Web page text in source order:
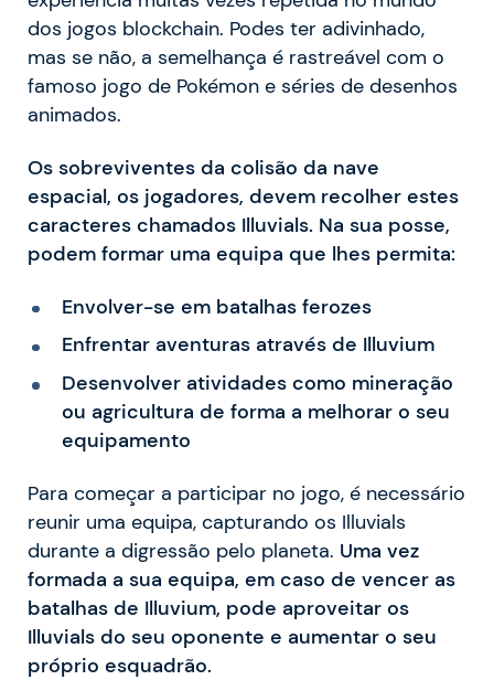
dos jogos blockchain. Podes ter adivinhado,
mas se não, a semelhança é rastreável com o
famoso jogo de Pokémon e séries de desenhos
animados.
Os sobreviventes da colisão da nave
espacial, os jogadores, devem recolher estes
caracteres chamados Illuvials. Na sua posse,
podem formar uma equipa que lhes permita:
Envolver-se em batalhas ferozes
Enfrentar aventuras através de Illuvium
Desenvolver atividades como mineração
ou agricultura de forma a melhorar o seu
equipamento
Para começar a participar no jogo, é necessário
reunir uma equipa, capturando os Illuvials
durante a digressão pelo planeta. Uma vez
formada a sua equipa, em caso de vencer as
batalhas de Illuvium, pode aproveitar os
Illuvials do seu oponente e aumentar o seu
próprio esquadrão.